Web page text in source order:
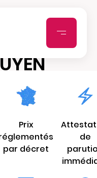
(départ)
Prix
par décret
de